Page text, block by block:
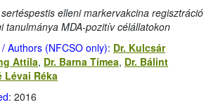
elleni markervakcina regisztráció
tanulmánya MDA-pozitív célállatokon
/ Authors (NFCSO only): Dr. Kulcsár
Attila, Dr. Barna Tímea, Dr. Bálint
Lévai Réka
: 2016